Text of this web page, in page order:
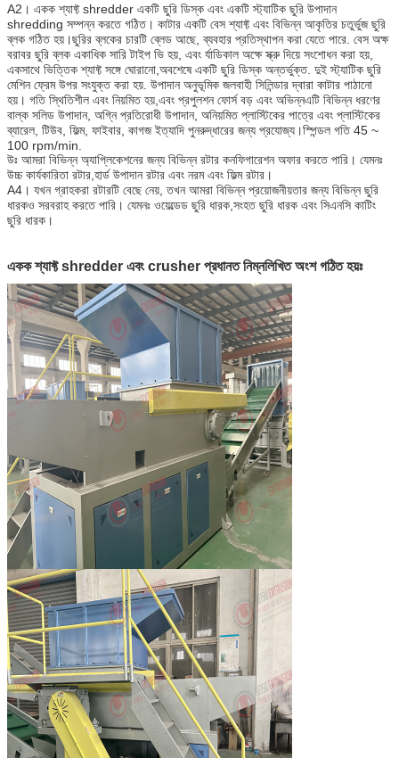
A2। একক শ্যাফ্ট shredder একটি ছুরি ডিস্ক এবং একটি স্ট্যাটিক ছুরি উপাদান
shredding সম্পন্ন করতে গঠিত। কাটার একটি বেস শ্যাফ্ট এবং বিভিন্ন আকৃতির চতুর্ভুজ ছুরি
ব্লক গঠিত হয়।ছুরির ব্লকের চারটি ব্লেড আছে, ব্যবহার প্রতিস্থাপন করা যেতে পারে. বেস অক্ষ
বরাবর ছুরি ব্লক একাধিক সারি টাইপ ভি হয়, এবং র্যাডিকাল অক্ষে স্ক্রু দিয়ে সংশোধন করা হয়,
একসাথে ভিত্তিক শ্যাফ্ট সঙ্গে ঘোরানো,অবশেষে একটি ছুরি ডিস্ক অন্তর্ভুক্ত. দুই স্ট্যাটিক ছুরি
মেশিন ফ্রেম উপর সংযুক্ত করা হয়. উপাদান অনুভূমিক জলবাহী সিলিন্ডার দ্বারা কাটার পাঠানো
হয়। গতি স্থিতিশীল এবং নিয়মিত হয়,এবং প্রপুলশন ফোর্স বড় এবং অভিন্নএটি বিভিন্ন ধরণের
বাল্ক সলিড উপাদান, অগ্নি প্রতিরোধী উপাদান, অনিয়মিত প্লাস্টিকের পাত্রে এবং প্লাস্টিকের
ব্যারেল, টিউব, ফিল্ম, ফাইবার, কাগজ ইত্যাদি পুনরুদ্ধারের জন্য প্রযোজ্য।স্পিন্ডল গতি 45 ~
100 rpm/min.
উঃ আমরা বিভিন্ন অ্যাপ্লিকেশনের জন্য বিভিন্ন রটার কনফিগারেশন অফার করতে পারি। যেমনঃ
উচ্চ কার্যকারিতা রটার,হার্ড উপাদান রটার এবং নরম এবং ফিল্ম রটার।
A4। যখন গ্রাহকরা রটারটি বেছে নেয়, তখন আমরা বিভিন্ন প্রয়োজনীয়তার জন্য বিভিন্ন ছুরি
ধারকও সরবরাহ করতে পারি। যেমনঃ ওয়েল্ডেড ছুরি ধারক,সংহত ছুরি ধারক এবং সিএনসি কাটিং
ছুরি ধারক।
একক শ্যাফ্ট shredder এবং crusher প্রধানত নিম্নলিখিত অংশ গঠিত হয়ঃ